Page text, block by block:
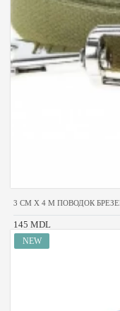
3 CM X 4 M ПОВОДОК
145 MDL